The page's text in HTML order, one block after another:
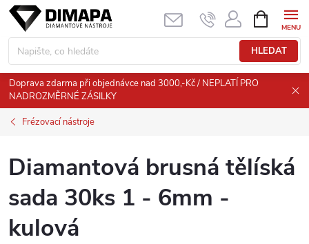
Přejít
obsah
HLEDAT
NÁKUPNÍ
KOŠÍK
Doprava zdarma při objednávce nad 3000,-Kč / NEPLATÍ PRO
NADROZMĚRNÉ ZÁSILKY
Frézovací nástroje
Diamantová brusná tělíská
sada 30ks 1 - 6mm -
kulová